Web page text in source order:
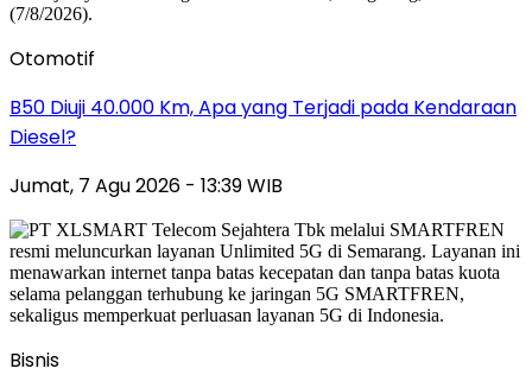
Otomotif
B50 Diuji 40.000 Km, Apa yang Terjadi pada Kendaraan
Diesel?
Jumat, 7 Agu 2026 - 13:39 WIB
Bisnis